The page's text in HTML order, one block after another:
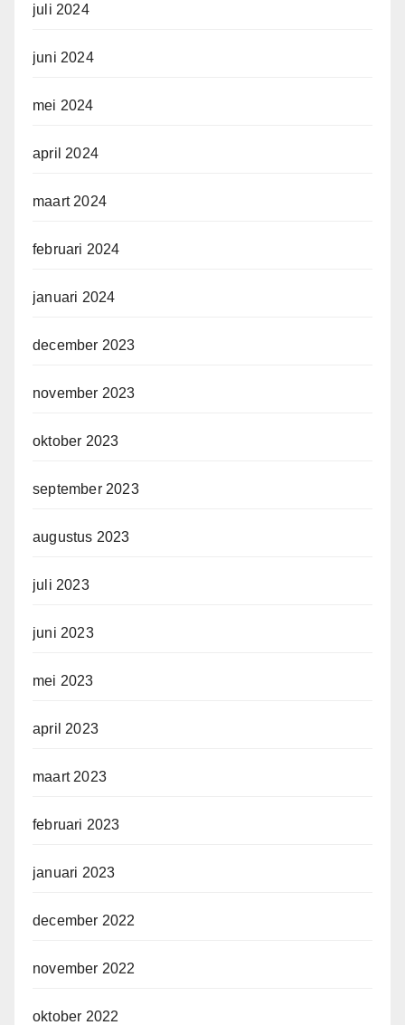
juli 2024
juni 2024
mei 2024
april 2024
maart 2024
februari 2024
januari 2024
december 2023
november 2023
oktober 2023
september 2023
augustus 2023
juli 2023
juni 2023
mei 2023
april 2023
maart 2023
februari 2023
januari 2023
december 2022
november 2022
oktober 2022